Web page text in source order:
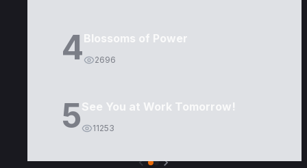
4Blossoms of Power
2696
5See You at Work Tomorrow!
11253